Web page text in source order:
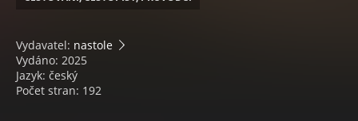
Vydavatel: nastole
Vydáno: 2025
Jazyk: český
Počet stran: 192